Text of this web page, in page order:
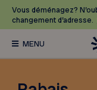
Vous déménagez?
changement d’adresse.